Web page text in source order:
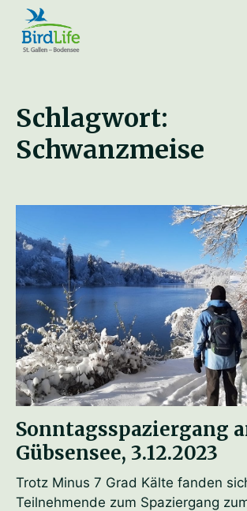
Schlagwort:
Schwanzmeise
Sonntagsspaziergang
Gübsensee, 3.12.2023
Trotz Minus 7 Grad Kälte fanden
Teilnehmende zum Spaziergang